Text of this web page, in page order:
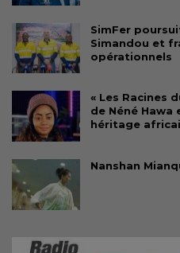
SimFer
Simandou et
opérationnels
« Les Racines
de Néné
héritage
Nanshan